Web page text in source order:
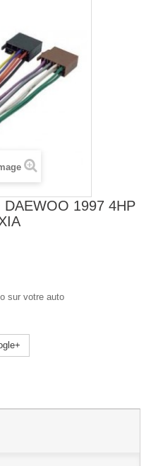
DAEWOO 1997 4HP
sur votre auto